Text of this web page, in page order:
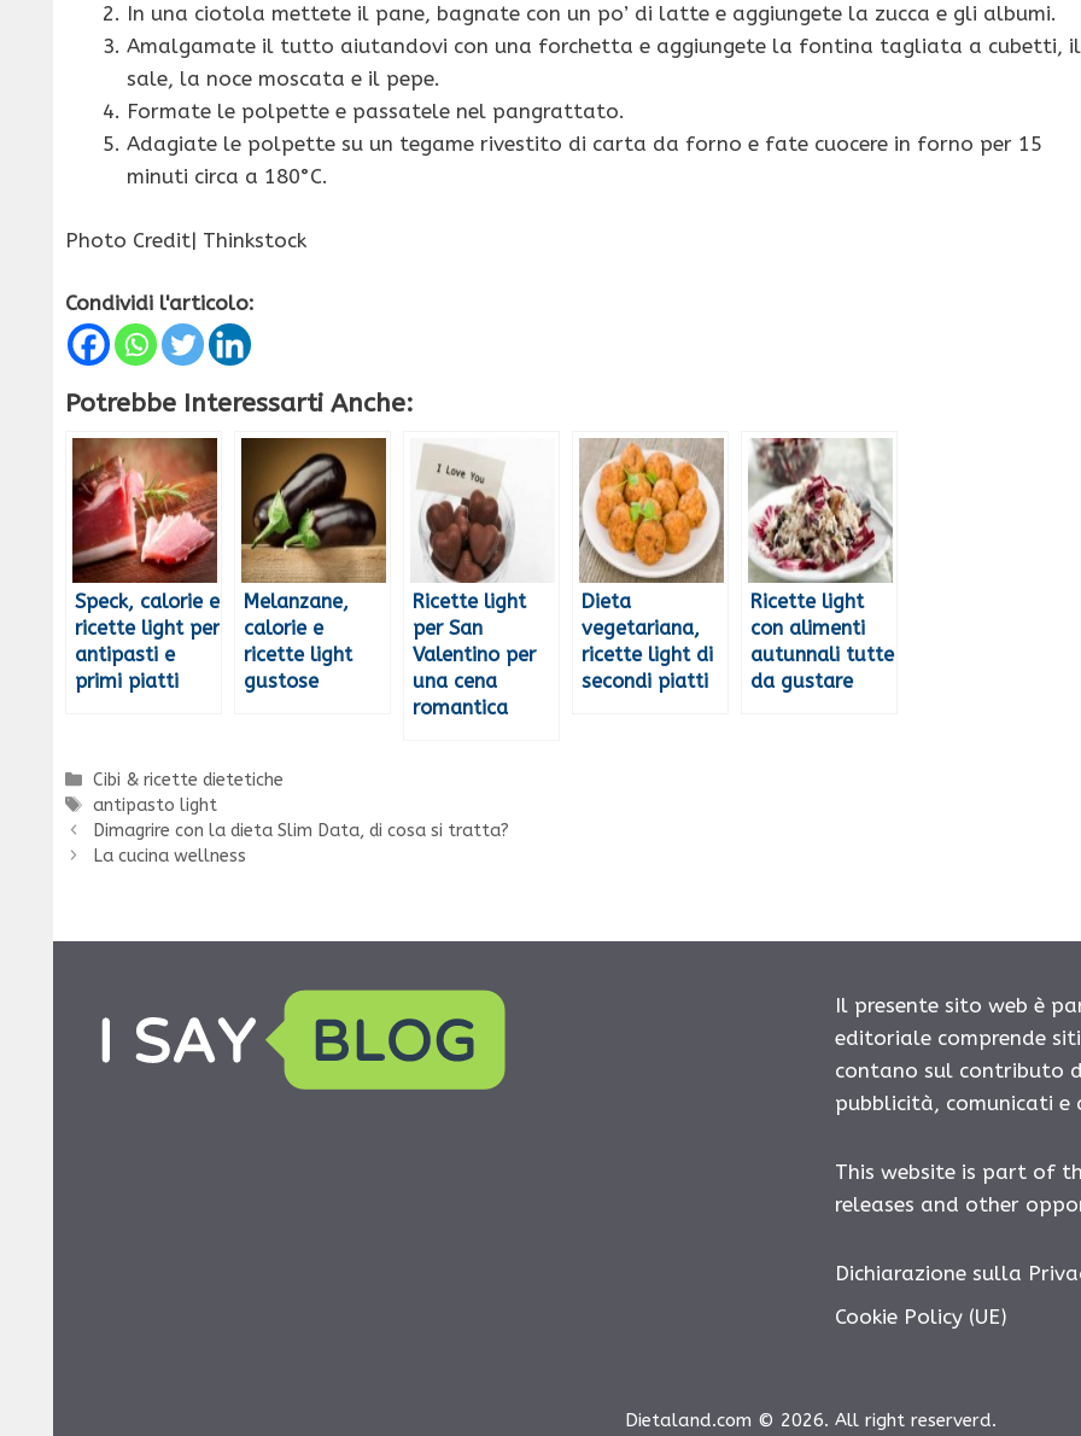
In una ciotola mettete il pane, bagnate con un po’ di latte e aggiungete la zucca e gli albumi.
Amalgamate il tutto aiutandovi con una forchetta e aggiungete la fontina tagliata a cubetti, il
sale, la noce moscata e il pepe.
Formate le polpette e passatele nel pangrattato.
Adagiate le polpette su un tegame rivestito di carta da forno e fate cuocere in forno per 15
minuti circa a 180°C.
Photo Credit| Thinkstock
Condividi l'articolo:
Potrebbe Interessarti Anche:
Speck, calorie e
ricette light per
antipasti e
primi piatti
Melanzane,
calorie e
ricette light
gustose
Ricette light
per San
Valentino per
una cena
romantica
Dieta
vegetariana,
ricette light di
secondi piatti
Ricette light
con alimenti
autunnali tutte
da gustare
Categorie
Cibi & ricette dietetiche
Tag
antipasto light
Dimagrire con la dieta Slim Data, di cosa si tratta?
La cucina wellness
Il presente sito web è
editoriale comprende
contano sul contributo
pubblicità, comunicati
This website is part of
releases and other
Dichiarazione sulla
Cookie Policy (UE)
Dietaland.com © 2026. All right reserverd.